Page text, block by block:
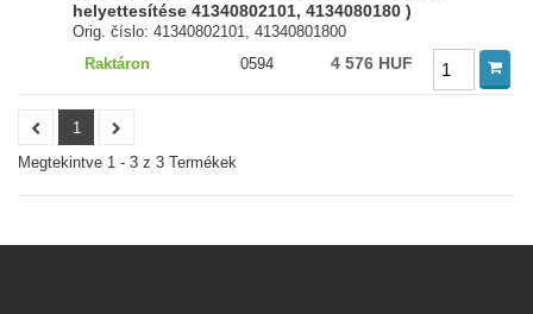
helyettesítése 41340802101, 4134080180 )
Orig. číslo: 41340802101, 41340801800
Raktáron
0594 4 576 HUF
1
Megtekintve 1 - 3 z 3 Termékek